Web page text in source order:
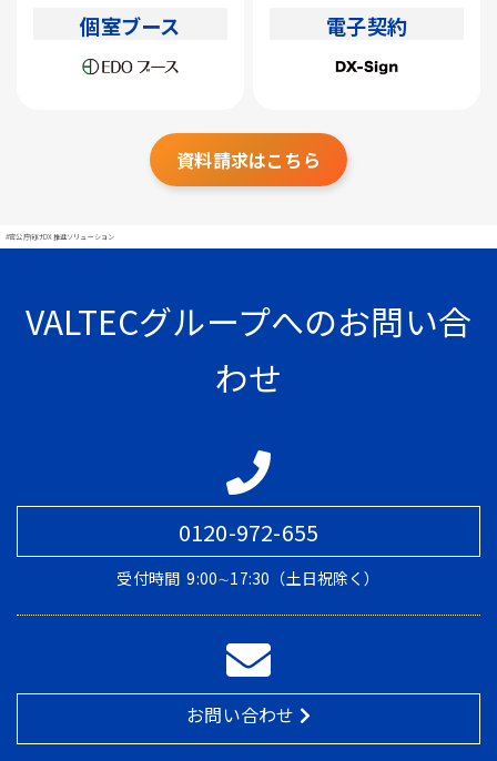
個室ブース 電子契約
資料請求はこちら
#官公庁向けDX推進ソリューション
VALTECグループへのお問い合
わせ
0120-972-655
受付時間 9:00∼17:30（土日祝除く）
お問い合わせ